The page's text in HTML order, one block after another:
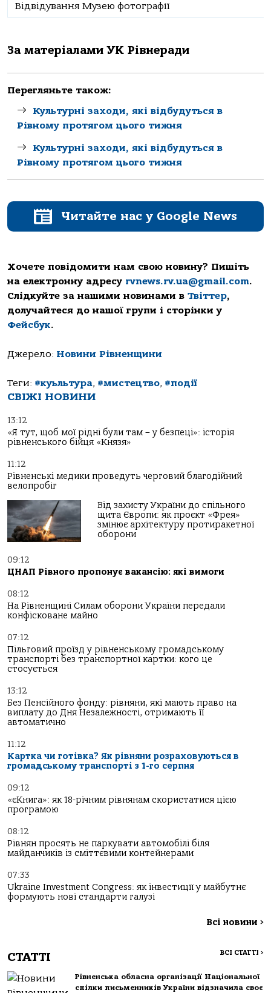
Відвідування Музею фотографії
За матеріалами УК Рівнеради
Перегляньте також:
Культурні заходи, які відбудуться в
Рівному протягом цього тижня
Культурні заходи, які відбудуться в
Рівному протягом цього тижня
Читайте нас у Google News
Хочете повідомити нам свою новину? Пишіть
на електронну адресу rvnews.rv.ua@gmail.com.
Слідкуйте за нашими новинами в Твіттер,
долучайтеся до нашої групи і сторінки у
Фейсбук.
Джерело: Новини Рівненщини
Теги: #куьльтура, #мистецтво, #події
СВІЖІ НОВИНИ
13:12
«Я тут, щоб мої рідні були там – у безпеці»: історія
рівненського бійця «Князя»
11:12
Рівненські медики проведуть черговий благодійний
велопробіг
Від захисту України до спільного
щита Європи: як проєкт «Фрея»
змінює архітектуру протиракетної
оборони
09:12
ЦНАП Рівного пропонує вакансію: які вимоги
08:12
На Рівненщині Силам оборони України передали
конфісковане майно
07:12
Пільговий проїзд у рівненському громадському
транспорті без транспортної картки: кого це
стосується
13:12
Без Пенсійного фонду: рівняни, які мають право на
виплату до Дня Незалежності, отримають її
автоматично
11:12
Картка чи готівка? Як рівняни розраховуються в
громадському транспорті з 1-го серпня
09:12
«єКнига»: як 18-річним рівнянам скористатися цією
програмою
08:12
Рівнян просять не паркувати автомобілі біля
майданчиків із сміттєвими контейнерами
07:33
Ukraine Investment Congress: як інвестиції у майбутнє
формують нові стандарти галузі
Всі новини >
СТАТТІ ВСІ СТАТТІ >
Рівненська обласна організації Національної
спілки письменників України відзначила своє